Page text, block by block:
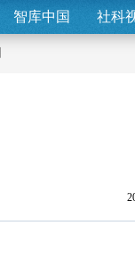
智库中国 社科